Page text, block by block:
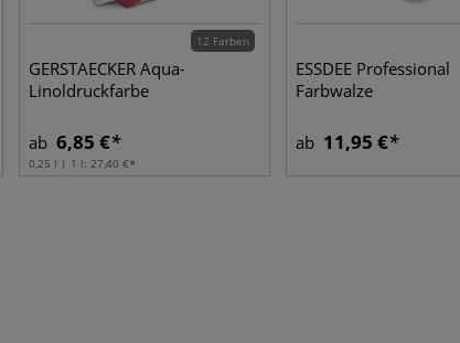
12 Farben
GERSTAECKER Aqua-
Linoldruckfarbe
ab 6,85 €
0,25 l | 1 l: 27,40 €
ESSDEE Professional
Farbwalze
ab 11,95 €